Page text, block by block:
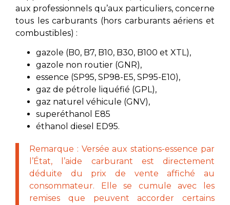
aux professionnels qu’aux particuliers, concerne
tous les carburants (hors carburants aériens et
combustibles) :
gazole (B0, B7, B10, B30, B100 et XTL),
gazole non routier (GNR),
essence (SP95, SP98-E5, SP95-E10),
gaz de pétrole liquéfié (GPL),
gaz naturel véhicule (GNV),
superéthanol E85
éthanol diesel ED95.
Remarque : Versée aux stations-essence par
l’État, l’aide carburant est directement
déduite du prix de vente affiché au
consommateur. Elle se cumule avec les
remises que peuvent accorder certains